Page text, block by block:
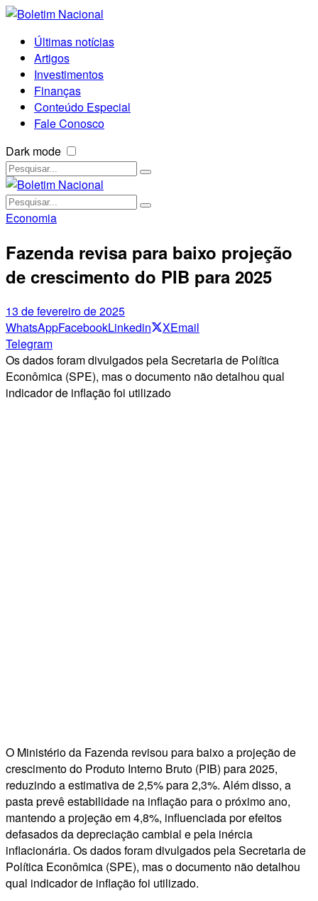
Últimas notícias
Artigos
Investimentos
Finanças
Conteúdo Especial
Fale Conosco
Dark mode
Economia
Fazenda revisa para baixo projeção
de crescimento do PIB para 2025
13 de fevereiro de 2025
WhatsAppFacebookLinkedin XEmail
Telegram
Os dados foram divulgados pela Secretaria de Política
Econômica (SPE), mas o documento não detalhou qual
indicador de inflação foi utilizado
O Ministério da Fazenda revisou para baixo a projeção de
crescimento do Produto Interno Bruto (PIB) para 2025,
reduzindo a estimativa de 2,5% para 2,3%. Além disso, a
pasta prevê estabilidade na inflação para o próximo ano,
mantendo a projeção em 4,8%, influenciada por efeitos
defasados da depreciação cambial e pela inércia
inflacionária. Os dados foram divulgados pela Secretaria de
Política Econômica (SPE), mas o documento não detalhou
qual indicador de inflação foi utilizado.